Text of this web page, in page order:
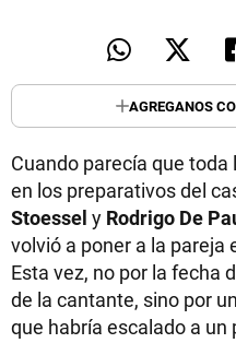
AGREGANOS
Cuando parecía que
en los preparativos del
Stoessel y Rodrigo De
volvió a poner a la pareja
Esta vez, no por la fecha
de la cantante, sino por
que habría escalado a